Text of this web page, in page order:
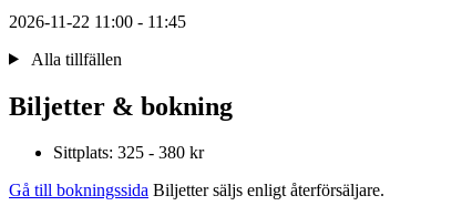
2026-11-22 11:00 - 11:45
Alla tillfällen
Biljetter & bokning
Sittplats: 325 - 380 kr
Gå till bokningssida Biljetter säljs enligt återförsäljare.